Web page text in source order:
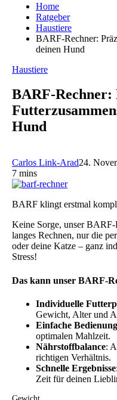
Home
Ratgeber
Haustiere
BARF-Rechner:
deinen Hund
Haustiere
BARF-Rechner:
Hund
Carlos Link-Arad24.
7 mins
BARF klingt erstmal
Keine Sorge, unser
langes Rechnen, nur die
oder deine Katze – ganz
Stress!
Das kann unser BARF-
Individuelle
Gewicht, Alter und
Einfache Bedienung
optimalen Mahlzeit.
Nährstoffbalance:
richtigen Verhältnis.
Schnelle Ergebnisse
Zeit für deinen